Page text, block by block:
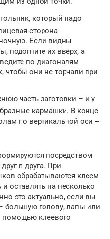
который надо
сторона
Если видны
подогните их вверх, а
по диагоналям
чтобы они не торчали при
часть заготовки – и у
кармашки. В конце
по вертикальной оси ‒
посредством
в друга. При
обрабатываются клеем
оставлять на несколько
это актуально, если вы
большую голову, лапы или
помощью клеевого